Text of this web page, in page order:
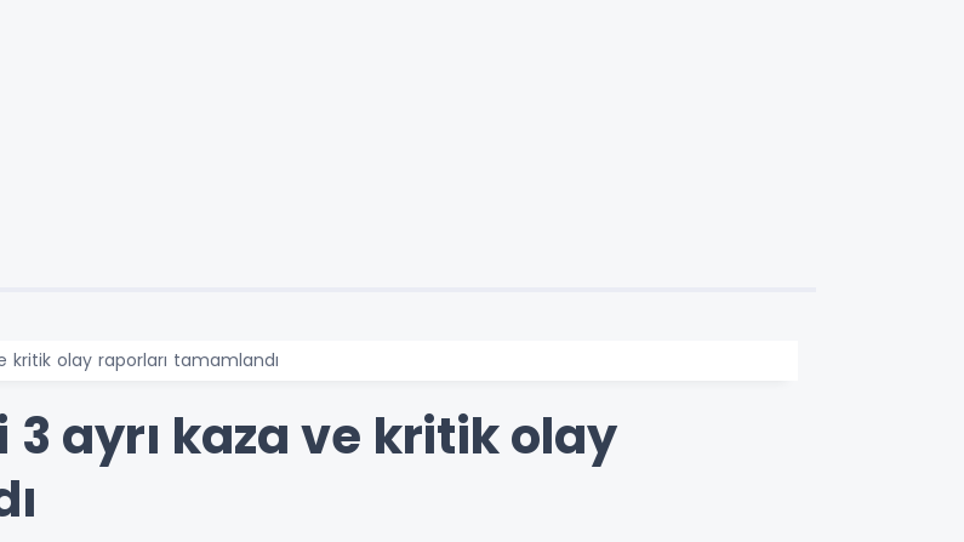
kritik olay raporları tamamlandı
ayrı kaza ve kritik olay